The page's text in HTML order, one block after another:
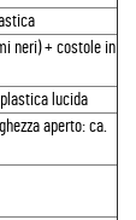
neri) + costole in
lucida
aperto: ca.